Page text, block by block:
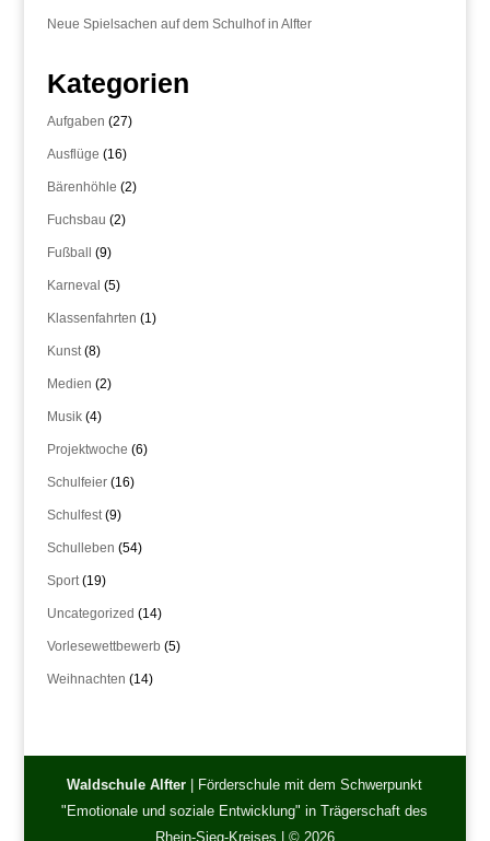
Neue Spielsachen auf dem Schulhof in Alfter
Kategorien
Aufgaben (27)
Ausflüge (16)
Bärenhöhle (2)
Fuchsbau (2)
Fußball (9)
Karneval (5)
Klassenfahrten (1)
Kunst(8)
Medien (2)
Musik(4)
Projektwoche (6)
Schulfeier(16)
Schulfest(9)
Schulleben (54)
Sport(19)
Uncategorized (14)
Vorlesewettbewerb (5)
Weihnachten (14)
Waldschule Alfter | Förderschule mit dem Schwerpunkt
"Emotionale und soziale Entwicklung" in Trägerschaft des
Rhein-Sieg-Kreises | © 2026